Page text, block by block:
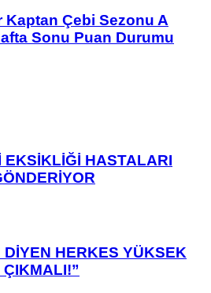
Kaptan Çebi Sezonu A
Sonu Puan Durumu
EKSİKLİĞİ HASTALARI
DİYEN HERKES YÜKSEK